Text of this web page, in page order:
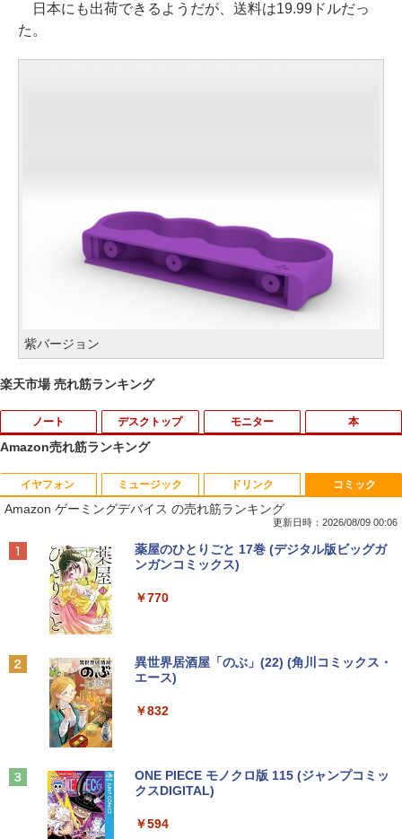
日本にも出荷できるようだが、送料は19.99ドルだっ
た。
紫バージョン
楽天市場 売れ筋ランキング
ノート
1
【期間限定 ポイント10倍】Lenovo Idea
Pad D330 10.1型 2-in-1 タブレットPC／
着脱式キーボード（intel 第九世代Celero
Type-C データ/充電可）/microSD対応
（最大128GB）/Windows 11 Pro／Dolb
【マラソンP5倍/10%オフクーポン】中古
1 第8世代 Core i5 メモリ8GB SSD128G
￥16,900
デスクトップ モニター 本
1
りゅうおうのおしごと！21 〜白雪姫と
竜王の結婚〜【完結記念メモリアルブッ
ク付き特装版】 【電子書籍】[ 白鳥 士郎
￥5,500
山由美子 ]
￥5,500
か？に根拠をもって答える本 代用甘味
料を迷わず説明するために／久保庭雅恵
Amazon売れ筋ランキング
イヤフォン
Anker Soundcore P42i (Bluetooth 6.1)【完
全ワイヤレスイヤホン/ウルトラノイズキャン
間再生 / コンパクト形状/持ち運びに便利 / IP5
￥9,990
Anker Soundcore P31i ピンク
Anker Soundcore Liberty 5 ディープブルー
ミュージック
BRUCE WAYNE feat. Flo Milli, ATL Jacob
[Explicit]
￥250
BRUCE WAYNE feat. Flo Milli, ATL Jacob
[Explicit]
￥250
見知らぬ糸
ドリンク
by Amazon 天然水 ラベルレス 500ml ×24本
富士山の天然水 バナジウム含有 水 ミネラル
ットル (Smart Basic)
【Amazon.co.jp限定】 い・ろ・は・す 2L P
by Amazon 天然水ラベルレス 2L×9本
￥1,117
コミック
Amazon ゲーミングデバイス の売れ筋ランキング
更新日時：2026/08/09 00:06
薬屋のひとりごと 17巻 (デジタル版ビッグガ
ンガンコミックス)
￥770
異世界居酒屋「のぶ」(22) (角川コミックス・
エース)
￥832
ONE PIECE モノクロ版 115 (ジャンプコミッ
クスDIGITAL)
￥594